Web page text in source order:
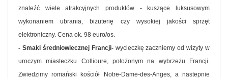
znaleźć wiele atrakcyjnych produktów - kuszące luksusowym
wykonaniem ubrania, biżuterię czy wysokiej jakości sprzęt
elektroniczny. Cena ok. 98 euro/os.
- Smaki średniowiecznej Francji-wycieczkę zaczniemy od wizyty w
uroczym miasteczku Collioure, położonym na wybrzeżu Francji.
Zwiedzimy romański kościół Notre-Dame-des-Anges, a nastepnie